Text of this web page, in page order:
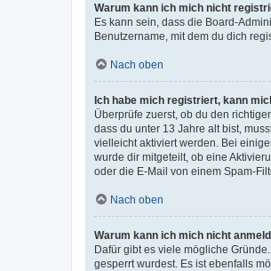
Warum kann ich mich nicht
Es kann sein, dass die Board-
Benutzername, mit dem du dich
Nach oben
Ich habe mich registriert, kann
Überprüfe zuerst, ob du den
dass du unter 13 Jahre alt bist,
vielleicht aktiviert werden. Bei
wurde dir mitgeteilt, ob eine
oder die E-Mail von einem Spam-
Nach oben
Warum kann ich mich nicht
Dafür gibt es viele mögliche
gesperrt wurdest. Es ist ebenfalls